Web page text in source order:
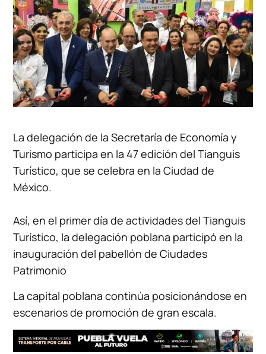
La delegación de la Secretaría de Economía y
Turismo participa en la 47 edición del Tianguis
Turístico, que se celebra en la Ciudad de
México.
Así, en el primer día de actividades del Tianguis
Turístico, la delegación poblana participó en la
inauguración del pabellón de Ciudades
Patrimonio
La capital poblana continúa posicionándose en
escenarios de promoción de gran escala.